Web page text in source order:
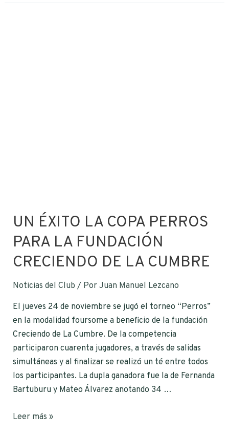
UN ÉXITO LA COPA PERROS
PARA LA FUNDACIÓN
CRECIENDO DE LA CUMBRE
Noticias del Club / Por Juan Manuel Lezcano
El jueves 24 de noviembre se jugó el torneo “Perros”
en la modalidad foursome a beneficio de la fundación
Creciendo de La Cumbre. De la competencia
participaron cuarenta jugadores, a través de salidas
simultáneas y al finalizar se realizó un té entre todos
los participantes. La dupla ganadora fue la de Fernanda
Bartuburu y Mateo Álvarez anotando 34 …
Leer más »